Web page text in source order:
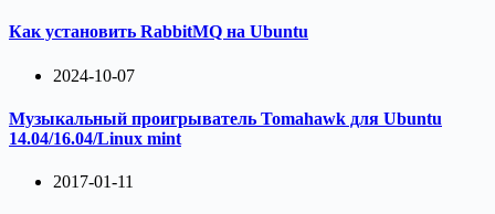
Как установить RabbitMQ на Ubuntu
2024-10-07
Музыкальный проигрыватель Tomahawk для Ubuntu
14.04/16.04/Linux mint
2017-01-11